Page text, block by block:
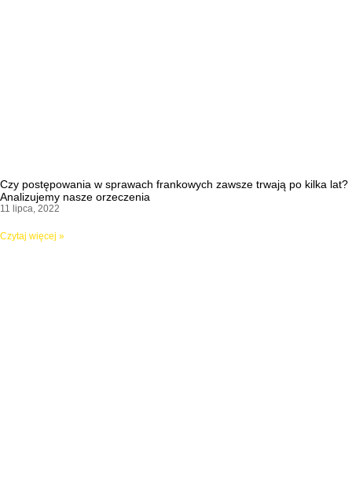
Czy postępowania w sprawach frankowych zawsze trwają po kilka lat?
Analizujemy nasze orzeczenia
11 lipca, 2022
Czytaj więcej »